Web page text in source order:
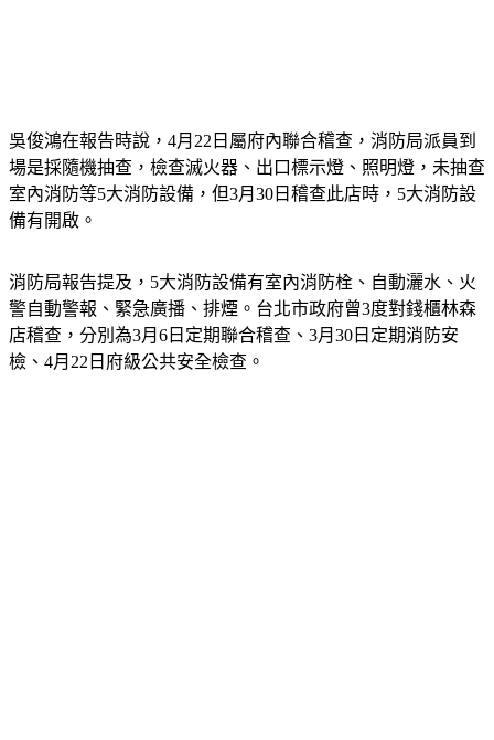
吳俊鴻在報告時說，4月22日屬府內聯合稽查，消防局派員到
場是採隨機抽查，檢查滅火器、出口標示燈、照明燈，未抽查
室內消防等5大消防設備，但3月30日稽查此店時，5大消防設
備有開啟。
消防局報告提及，5大消防設備有室內消防栓、自動灑水、火
警自動警報、緊急廣播、排煙。台北市政府曾3度對錢櫃林森
店稽查，分別為3月6日定期聯合稽查、3月30日定期消防安
檢、4月22日府級公共安全檢查。